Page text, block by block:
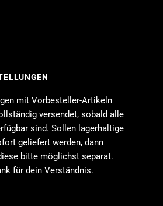
mit Vorbesteller-Artikeln
versendet, sobald alle
sind. Sollen lagerhaltige
geliefert werden, dann
bitte möglichst separat.
für dein Verständnis.